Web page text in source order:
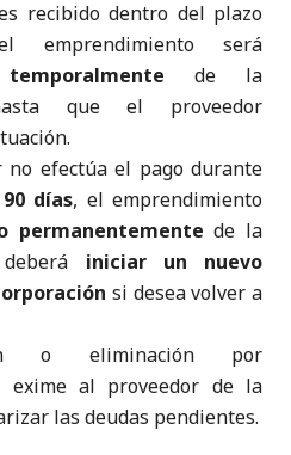
recibido dentro del plazo
emprendimiento será
de la
que el proveedor
no efectúa el pago durante
90 días, el emprendimiento
permanentemente de la
iniciar un nuevo
si desea volver a
o eliminación por
exime al proveedor de la
las deudas pendientes.